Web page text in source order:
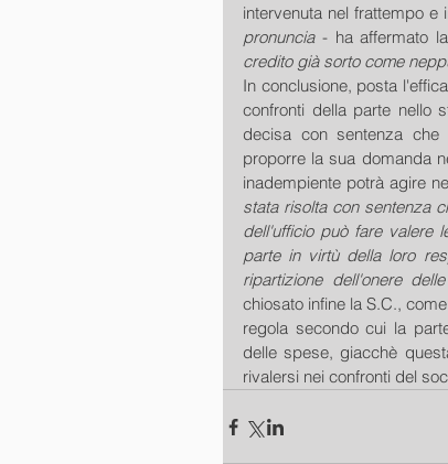
intervenuta nel frattempo e
pronuncia - ha affermato
credito già sorto come
In conclusione, posta
confronti della parte nello
decisa con sentenza
proporre la sua domanda
inadempiente potrà agire
stata risolta con sentenza
dell'ufficio può fare valere
parte in virtù della loro
ripartizione dell'onere
chiosato infine la S.C.,
regola secondo cui la
delle spese, giacchè
rivalersi nei confronti del